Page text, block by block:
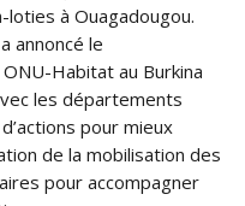
à Ouagadougou.
annoncé le
Habitat au Burkina
les départements
pour mieux
de la mobilisation des
pour accompagner